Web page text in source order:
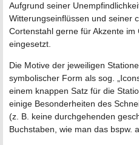
Aufgrund seiner
Witterungseinflüssen und seiner
Cortenstahl gerne für Akzente
eingesetzt.
Die Motive der jeweiligen
symbolischer Form als sog.
einem knappen Satz für die
einige Besonderheiten des
(z. B. keine durchgehenden
Buchstaben, wie man das bspw.